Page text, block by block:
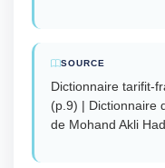
SOURCE
Dictionnaire tarifit-
(p.9) | Dictionnaire
de Mohand Akli